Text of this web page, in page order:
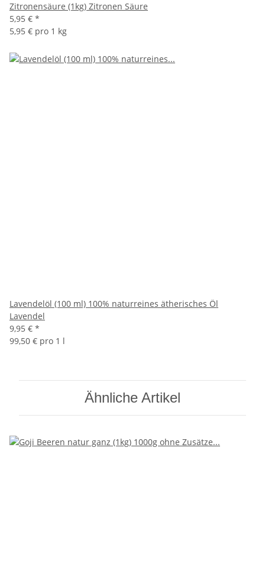
Zitronensäure (1kg) Zitronen Säure
5,95 € *
5,95 € pro 1 kg
Lavendelöl (100 ml) 100% naturreines ätherisches Öl
Lavendel
9,95 € *
99,50 € pro 1 l
Ähnliche Artikel